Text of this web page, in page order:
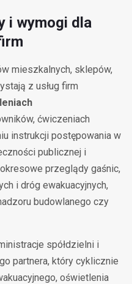
i wymogi dla
mieszkalnych, sklepów,
z usług firm
ćwiczeniach
instrukcji postępowania w
publicznej i
przeglądy gaśnic,
i dróg ewakuacyjnych,
budowlanego czy
spółdzielni i
partnera, który cyklicznie
oświetlenia